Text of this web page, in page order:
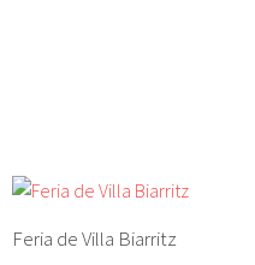
Feria de Villa Biarritz